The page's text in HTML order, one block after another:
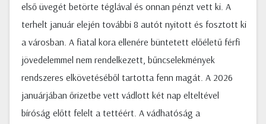
első üvegét betörte téglával és onnan pénzt vett ki. A
terhelt január elején további 8 autót nyitott és fosztott ki
a városban. A fiatal kora ellenére büntetett előéletű férfi
jövedelemmel nem rendelkezett, bűncselekmények
rendszeres elkövetéséből tartotta fenn magát. A 2026
januárjában őrizetbe vett vádlott két nap elteltével
bíróság előtt felelt a tettéért. A vádhatóság a